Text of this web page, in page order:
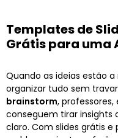
Templates de
Grátis para uma
Quando as ideias estão
organizar tudo sem
brainstorm,
conseguem tirar insights
claro. Com slides grátis